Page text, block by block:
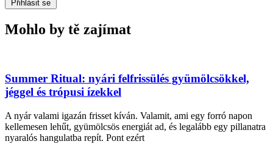
Přihlásit se
Mohlo by tě zajímat
Summer Ritual: nyári felfrissülés gyümölcsökkel,
jéggel és trópusi ízekkel
A nyár valami igazán frisset kíván. Valamit, ami egy forró napon
kellemesen lehűt, gyümölcsös energiát ad, és legalább egy pillanatra
nyaralós hangulatba repít. Pont ezért